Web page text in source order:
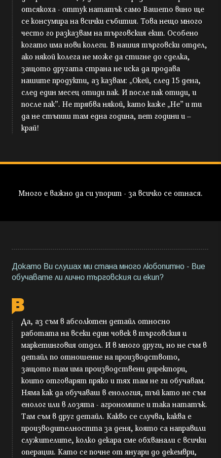
отсякоха - оттук нататък само Вашето вино ще
се консумира на всички събития. Това нещо много
често го разказвам на търговския екип. Особено
когато има нови колеги. В нашия търговски отдел,
ако някой колега не може да стигне до сделка,
защото другата страна не иска да продава
нашите продукти, аз казвам: „Окей, след 15 дена,
след един месец отиди пак. И после пак отиди, и
после пак”. Не трябва някой, като каже „Не” и ти
да не стъпиш там една година, пет години и –
край!
Много е важно да си упорит - за всичко се отнася.
Докато Ви слушах ми стана много любопитно - Вие
обучавате ли лично търговския си екип?
Да, аз съм в абсолютен детайл относно
работата на всеки един човек в търговския и
маркетинговия отдел. И в много други, но не съм в
детайл по отношение на производството,
защото там има производствени директори,
които отговарят пряко и тях там не ги обучавам.
Няма как да обучаваш в енология, тъй като не съм
енолог или в лозята - агрономите и така нататък.
Там съм в друг детайл. Какво се случва, каква е
производителността за деня, която са направили
служителите, колко декара сме обхванали с всички
операции. Като се почне от януари до декември,